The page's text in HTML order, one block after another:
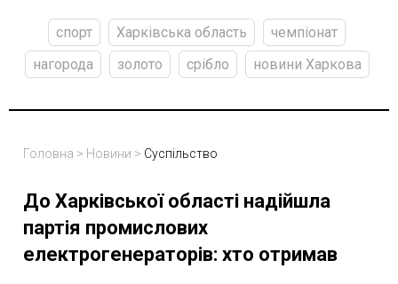
спорт Харківська область
чемпіонат
нагорода
золото срібло новини Харкова
Головна > Новини > Суспільство
До Харківської області надійшла
партія промислових
електрогенераторів: хто отримав